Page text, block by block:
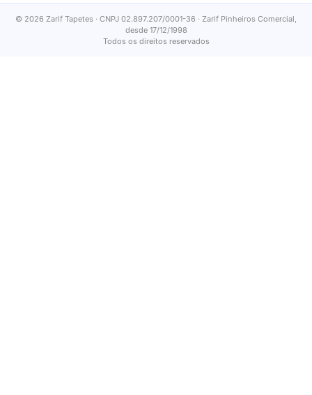
© 2026 Zarif Tapetes · CNPJ 02.897.207/0001-36 · Zarif Pinheiros Comercial,
desde 17/12/1998
Todos os direitos reservados